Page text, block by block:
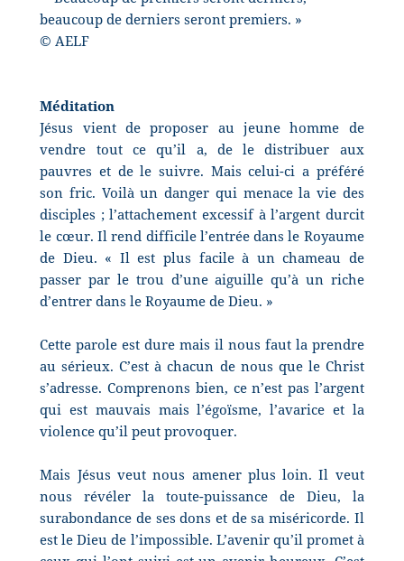
beaucoup de derniers seront premiers. »
© AELF
Méditation
Jésus vient de proposer au jeune homme de
vendre tout ce qu’il a, de le distribuer aux
pauvres et de le suivre. Mais celui-ci a préféré
son fric. Voilà un danger qui menace la vie des
disciples ; l’attachement excessif à l’argent durcit
le cœur. Il rend difficile l’entrée dans le Royaume
de Dieu. « Il est plus facile à un chameau de
passer par le trou d’une aiguille qu’à un riche
d’entrer dans le Royaume de Dieu. »
Cette parole est dure mais il nous faut la prendre
au sérieux. C’est à chacun de nous que le Christ
s’adresse. Comprenons bien, ce n’est pas l’argent
qui est mauvais mais l’égoïsme, l’avarice et la
violence qu’il peut provoquer.
Mais Jésus veut nous amener plus loin. Il veut
nous révéler la toute-puissance de Dieu, la
surabondance de ses dons et de sa miséricorde. Il
est le Dieu de l’impossible. L’avenir qu’il promet à